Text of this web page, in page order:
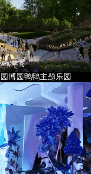
博园鸭鸭主题乐园